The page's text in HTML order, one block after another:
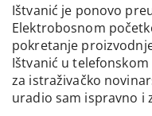
Ištvanić je ponovo
Elektrobosnom
pokretanje
Ištvanić u
za istraživačko
uradio sam ispravno i